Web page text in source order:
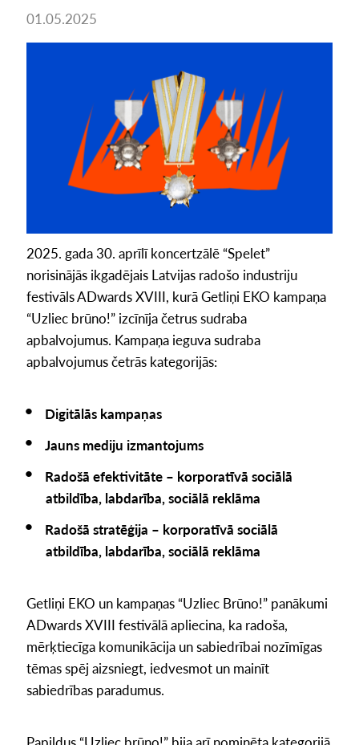
01.05.2025
2025. gada 30. aprīlī koncertzālē “Spelet”
norisinājās ikgadējais Latvijas radošo industriju
festivāls ADwards XVIII, kurā Getliņi EKO kampaņa
“Uzliec brūno!” izcīnīja četrus sudraba
apbalvojumus. Kampaņa ieguva sudraba
apbalvojumus četrās kategorijās:
Digitālās kampaņas
Jauns mediju izmantojums
Radošā efektivitāte – korporatīvā sociālā
atbildība, labdarība, sociālā reklāma
Radošā stratēģija – korporatīvā sociālā
atbildība, labdarība, sociālā reklāma
Getliņi EKO un kampaņas “Uzliec Brūno!” panākumi
ADwards XVIII festivālā apliecina, ka radoša,
mērķtiecīga komunikācija un sabiedrībai nozīmīgas
tēmas spēj aizsniegt, iedvesmot un mainīt
sabiedrības paradumus.